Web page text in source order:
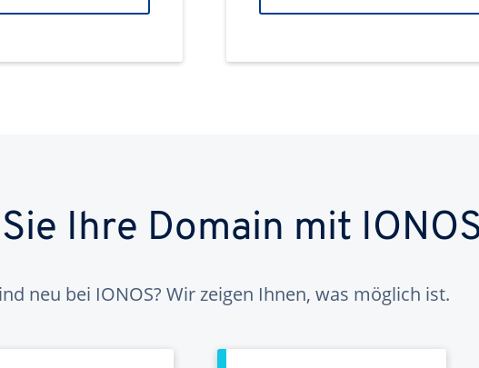
Ihre Domain mit
neu bei IONOS? Wir zeigen Ihnen, was möglich ist.